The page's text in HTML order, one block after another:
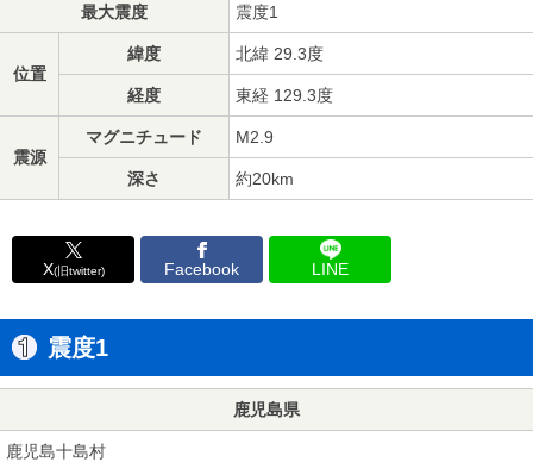
最大震度 震度1
位置
緯度 北緯 29.3度
経度 東経 129.3度
震源
マグニチュード M2.9
深さ 約20km
X(旧twitter) Facebook LINE
震度1
鹿児島県
鹿児島十島村